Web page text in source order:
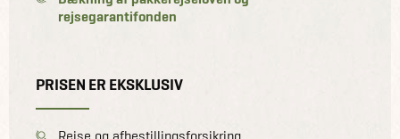
rejsegarantifonden
PRISEN ER EKSKLUSIV